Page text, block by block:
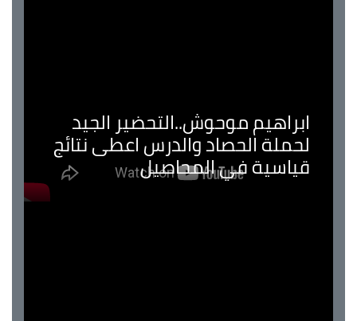
ابراهيم موحوش..التحضير الجيد
لحملة الحصاد والدرس اعطى نتائج
قياسية في المحاصيل